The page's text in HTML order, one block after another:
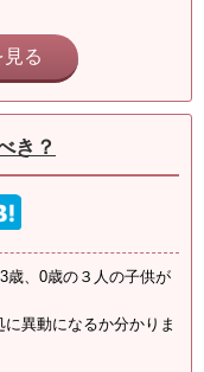
る
き？
歳、0歳の３人の子供が
異動になるか分かりま